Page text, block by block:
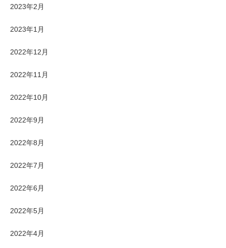
2023年2月
2023年1月
2022年12月
2022年11月
2022年10月
2022年9月
2022年8月
2022年7月
2022年6月
2022年5月
2022年4月